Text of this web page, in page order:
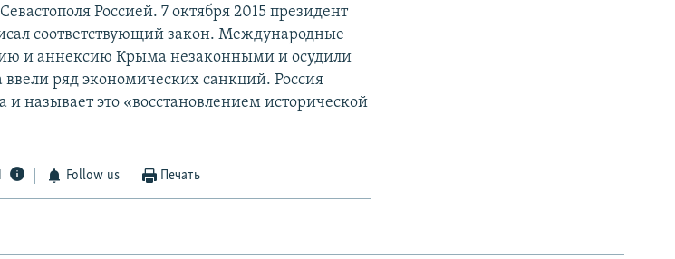
Россией. 7 октября 2015 президент
соответствующий закон. Международные
и аннексию Крыма незаконными и осудили
ряд экономических санкций. Россия
и называет это «восстановлением исторической
Follow us Печать